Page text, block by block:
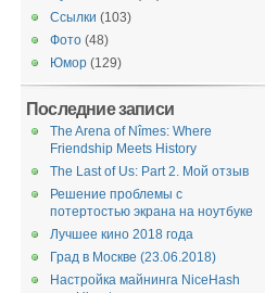
Ссылки (103)
Фото (48)
Юмор (129)
Последние записи
The Arena of Nîmes: Where
Friendship Meets History
The Last of Us: Part 2. Мой отзыв
Решение проблемы с
потертостью экрана на ноутбуке
Лучшее кино 2018 года
Град в Москве (23.06.2018)
Настройка майнинга NiceHash